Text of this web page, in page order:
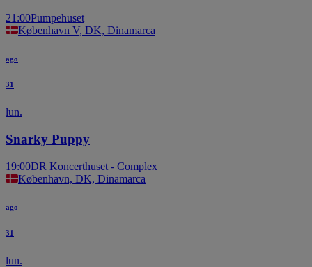
21:00Pumpehuset
København V, DK, Dinamarca
ago
31
lun.
Snarky Puppy
19:00DR Koncerthuset - Complex
København, DK, Dinamarca
ago
31
lun.